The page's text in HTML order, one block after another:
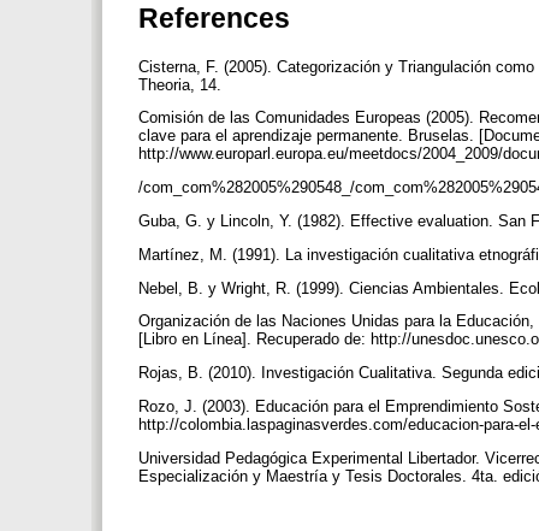
References
Cisterna, F. (2005). Categorización y Triangulación
Theoria, 14.
Comisión de las Comunidades Europeas (2005).
clave para el aprendizaje permanente. Bruselas.
http://www.europarl.europa.eu/meetdocs/2004_2009/
/com_com%282005%290548_/
Guba, G. y Lincoln, Y. (1982). Effective evaluation.
Martínez, M. (1991). La investigación cualitativa
Nebel, B. y Wright, R. (1999). Ciencias Ambientales.
Organización de las Naciones Unidas para la
[Libro en Línea]. Recuperado de: http://
Rojas, B. (2010). Investigación Cualitativa. Segunda
Rozo, J. (2003). Educación para el Emprendimiento
http://colombia.laspaginasverdes.com/educacion-para-
Universidad Pedagógica Experimental Libertador.
Especialización y Maestría y Tesis Doctorales. 4ta.